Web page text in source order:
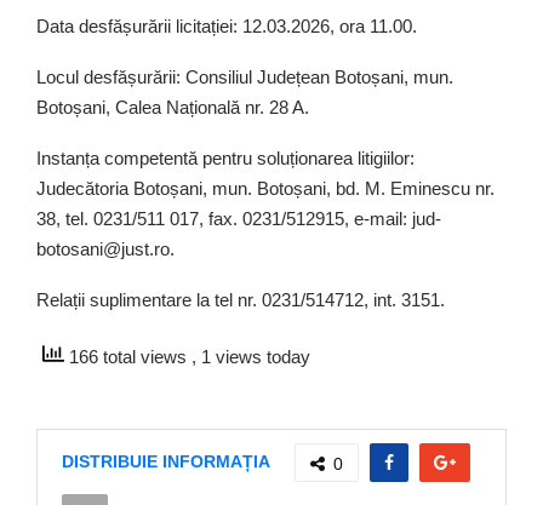
Data desfășurării licitației: 12.03.2026, ora 11.00.
Locul desfășurării: Consiliul Județean Botoșani, mun.
Botoșani, Calea Națională nr. 28 A.
Instanța competentă pentru soluționarea litigiilor:
Judecătoria Botoșani, mun. Botoșani, bd. M. Eminescu nr.
38, tel. 0231/511 017, fax. 0231/512915, e-mail: jud-
botosani@just.ro.
Relații suplimentare la tel nr. 0231/514712, int. 3151.
166 total views , 1 views today
DISTRIBUIE INFORMAȚIA 0